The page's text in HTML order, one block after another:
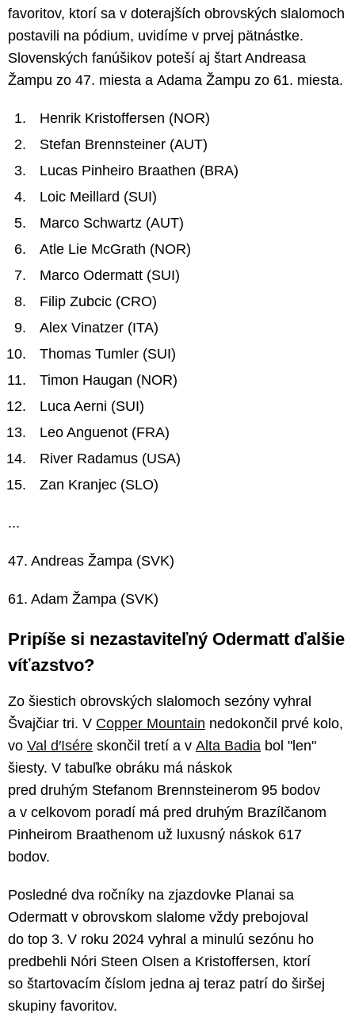
favoritov, ktorí sa v doterajších obrovských slalomoch
postavili na pódium, uvidíme v prvej pätnástke.
Slovenských fanúšikov poteší aj štart Andreasa
Žampu zo 47. miesta a Adama Žampu zo 61. miesta.
Henrik Kristoffersen (NOR)
Stefan Brennsteiner (AUT)
Lucas Pinheiro Braathen (BRA)
Loic Meillard (SUI)
Marco Schwartz (AUT)
Atle Lie McGrath (NOR)
Marco Odermatt (SUI)
Filip Zubcic (CRO)
Alex Vinatzer (ITA)
Thomas Tumler (SUI)
Timon Haugan (NOR)
Luca Aerni (SUI)
Leo Anguenot (FRA)
River Radamus (USA)
Zan Kranjec (SLO)
...
47. Andreas Žampa (SVK)
61. Adam Žampa (SVK)
Pripíše si nezastaviteľný Odermatt ďalšie
víťazstvo?
Zo šiestich obrovských slalomoch sezóny vyhral
Švajčiar tri. V Copper Mountain nedokončil prvé kolo,
vo Val d′Isére skončil tretí a v Alta Badia bol "len"
šiesty. V tabuľke obráku má náskok
pred druhým Stefanom Brennsteinerom 95 bodov
a v celkovom poradí má pred druhým Brazílčanom
Pinheirom Braathenom už luxusný náskok 617
bodov.
Posledné dva ročníky na zjazdovke Planai sa
Odermatt v obrovskom slalome vždy prebojoval
do top 3. V roku 2024 vyhral a minulú sezónu ho
predbehli Nóri Steen Olsen a Kristoffersen, ktorí
so štartovacím číslom jedna aj teraz patrí do širšej
skupiny favoritov.